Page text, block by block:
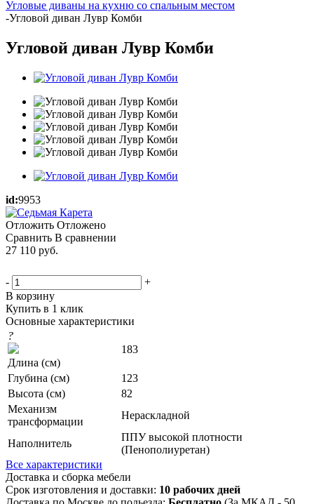
Угловые диваны на кухню со спальным местом
-Угловой диван Лувр Комби
Угловой диван Лувр Комби
id:9953
Отложить Отложено
Сравнить В сравнении
27 110 руб.
-
+
В корзину
Купить в 1 клик
Основные характеристики
?
Длина (см)
183
Глубина (см)
123
Высота (см)
82
Механизм
трансформации
Нераскладной
Наполнитель
ППУ высокой плотности
(Пенополиуретан)
Все характеристики
Доставка и сборка мебели
Срок изготовления и доставки: 10 рабочих дней